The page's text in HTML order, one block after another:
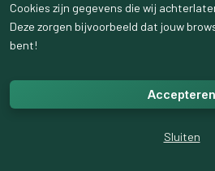
Cookies zijn gegevens die wij
Deze zorgen bijvoorbeeld dat jouw
bent!
Accepteren
Sluiten